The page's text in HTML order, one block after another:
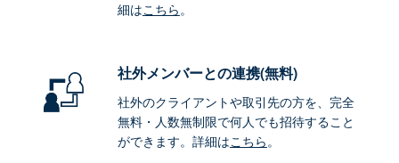
細はこちら。
社外メンバーとの連携(無料)
社外のクライアントや取引先の方を、完全
無料・人数無制限で何人でも招待すること
ができます。詳細はこちら。